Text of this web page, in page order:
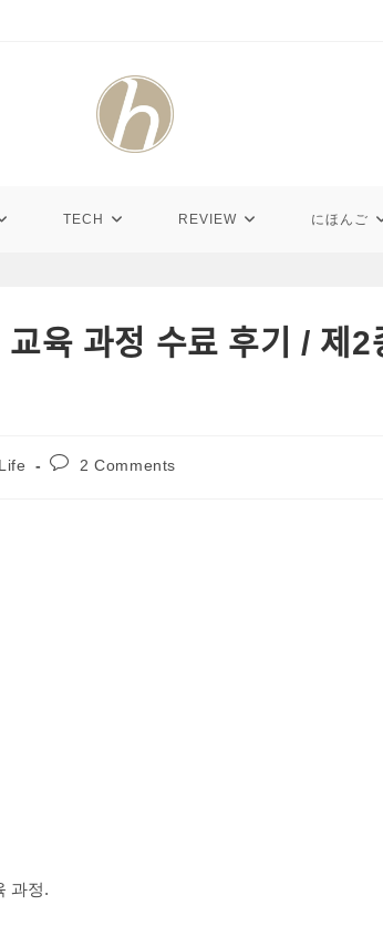
TECH REVIEW にほんご
과정 수료 후기 /
Life
Post2 Comments
과정.